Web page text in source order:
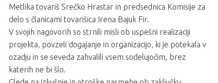
Metlika tovariš Srečko Hrastar in predsednica Komisije za
delo s članicami tovarišica Irena Bajuk Fir.
V svojih nagovorih so strnili misli ob uspešni realizaciji
projekta, povzeli dogajanje in organizacijo, ki je potekala v
ozadju in se seveda zahvalili vsem sodelujočim, brez
katerih ne bi šlo.